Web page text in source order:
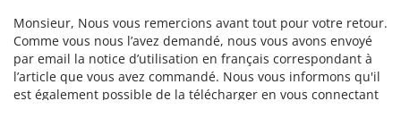
aucune notice de montage ni dans le colis ni en sollicitant le
fournisseur. Une des deux roues libres ne tournait pas, son
roulement étant serré à bloc. L'autre roulement n'était pas
serré et menaçait de perdre ses billes. Aucun graissage. Les
freins sont tordus, l'un ne libère pas la roue, l'autre ne freine
Monsieur, Nous vous remercions avant tout pour votre retour.
Comme vous nous l’avez demandé, nous vous avons envoyé
par email la notice d’utilisation en français correspondant à
l’article que vous avez commandé. Nous vous informons qu'il
est également possible de la télécharger en vous connectant